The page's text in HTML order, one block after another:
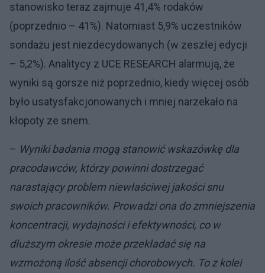
stanowisko teraz zajmuje 41,4% rodaków
(poprzednio – 41%). Natomiast 5,9% uczestników
sondażu jest niezdecydowanych (w zeszłej edycji
– 5,2%). Analitycy z UCE RESEARCH alarmują, że
wyniki są gorsze niż poprzednio, kiedy więcej osób
było usatysfakcjonowanych i mniej narzekało na
kłopoty ze snem.
– Wyniki badania mogą stanowić wskazówkę dla
pracodawców, którzy powinni dostrzegać
narastający problem niewłaściwej jakości snu
swoich pracowników. Prowadzi ona do zmniejszenia
koncentracji, wydajności i efektywności, co w
dłuższym okresie może przekładać się na
wzmożoną ilość absencji chorobowych. To z kolei